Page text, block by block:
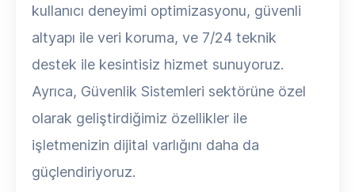
kullanıcı deneyimi optimizasyonu, güvenli
altyapı ile veri koruma, ve 7/24 teknik
destek ile kesintisiz hizmet sunuyoruz.
Ayrıca, Güvenlik Sistemleri sektörüne özel
olarak geliştirdiğimiz özellikler ile
işletmenizin dijital varlığını daha da
güçlendiriyoruz.